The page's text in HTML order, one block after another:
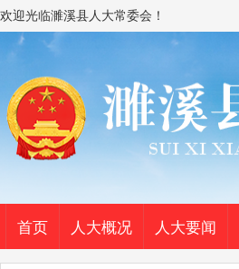
欢迎光临濉溪县人大常委会！
首页 人大概况 人大要闻